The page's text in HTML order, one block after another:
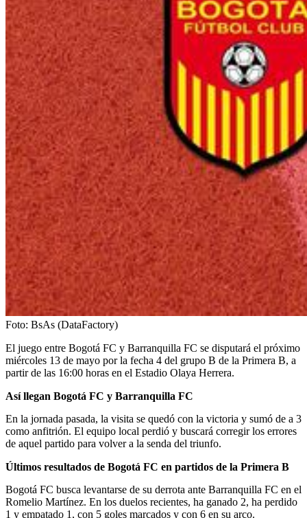
Foto: BsAs (DataFactory)
El juego entre Bogotá FC y Barranquilla FC se disputará el próximo
miércoles 13 de mayo por la fecha 4 del grupo B de la Primera B, a
partir de las 16:00 horas en el Estadio Olaya Herrera.
Así llegan Bogotá FC y Barranquilla FC
En la jornada pasada, la visita se quedó con la victoria y sumó de a 3
como anfitrión. El equipo local perdió y buscará corregir los errores
de aquel partido para volver a la senda del triunfo.
Últimos resultados de Bogotá FC en partidos de la Primera B
Bogotá FC busca levantarse de su derrota ante Barranquilla FC en el
Romelio Martínez. En los duelos recientes, ha ganado 2, ha perdido
1 y empatado 1, con 5 goles marcados y con 6 en su arco.